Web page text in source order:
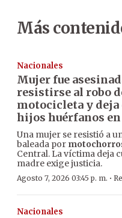
Más
Nacionales
Mujer fue
resistirse al robo
motocicleta y deja
hijos huérfanos en
Una mujer se resistió a
baleada por
Central. La víctima deja
madre exige justicia.
Agosto 7, 2026 03:45 p. m. ·
Nacionales